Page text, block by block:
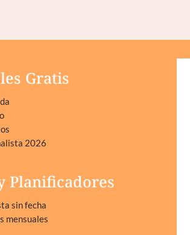
Gratis
2026
Planificadores
sin fecha
mensuales